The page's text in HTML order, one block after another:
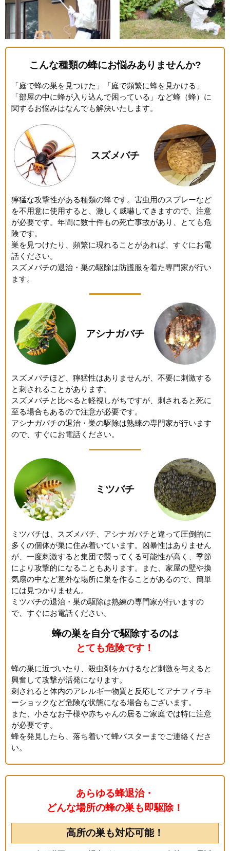
こんな種類の蜂にお悩みありませんか?
「庭で蜂の巣を見つけた」「庭で頻繁に蜂を見かける」
「部屋の中に蜂が入り込んで困っている」など蜂（蜂）に
関するお悩みはなんでも解決いたします。
スズメバチ
獰猛な攻撃性がある種類の蜂です。害虫用のスプレーなど
を不用意に使用すると、激しく威嚇してきますので、注意
が必要です。年間に数十件もの死亡事故があり、とても危
険です。
巣を見つけたり、頻繁に現れることがあれば、すぐにお電
話ください。
スズメバチの退治・巣の駆除は防護服を着た専門家が行い
ます。
アシナガバチ
スズメバチほど、獰猛性はありませんが、不要に刺激する
と刺されることがあります。
スズメバチと比べると軽視しがちですが、刺されると死に
至る場合もあるので注意が必要です。
アシナガバチの退治・巣の駆除は熟練の専門家が行います
ので、すぐにお電話ください。
ミツバチ
ミツバチは、スズメバチ、アシナガバチと違って圧倒的に
多くの個体が巣に住み着いています。凶暴性はありません
が、一度刺激すると集団で襲ってくる可能性が高く、季節
により攻撃的になることもあります。また、家屋の壁や換
気扇の中など意外な場所に巣を作ることがあるので、簡単
には見つかりません。
ミツバチの退治・巣の駆除は熟練の専門家が行いますの
で、すぐにお電話ください。
蜂の巣を自分で駆除するのは
とても危険です！
蜂の巣に近づいたり、殺虫剤をかけるなど刺激を与えると
興奮して攻撃が活発になります。
刺されると体内のアレルギー物質と反応してアナフィラキ
ーショックなど危険な状態になる場合もございます。
また、小さなお子様や赤ちゃんの居るご家庭では特に注意
が必要です。
蜂を発見したら、落ち着いて蜂バスターまでご連絡くださ
い。
あらゆる蜂退治・
どんな場所の蜂の巣も即駆除！
高所の巣も対応可能！